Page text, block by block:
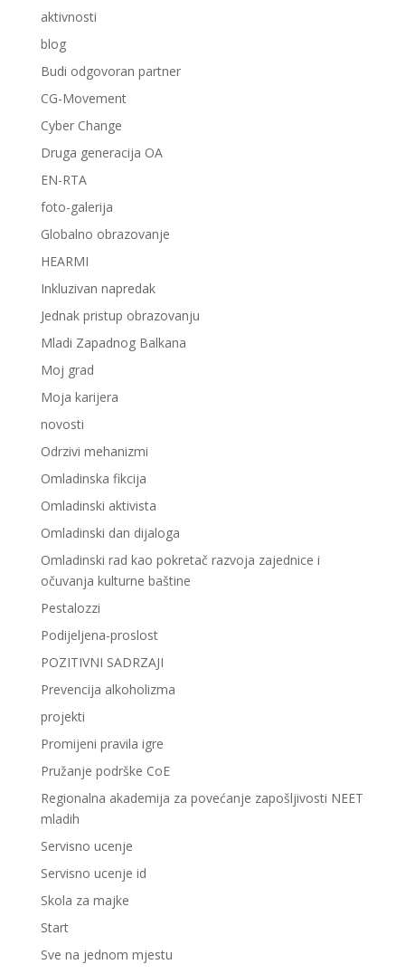
aktivnosti
blog
Budi odgovoran partner
CG-Movement
Cyber Change
Druga generacija OA
EN-RTA
foto-galerija
Globalno obrazovanje
HEARMI
Inkluzivan napredak
Jednak pristup obrazovanju
Mladi Zapadnog Balkana
Moj grad
Moja karijera
novosti
Odrzivi mehanizmi
Omladinska fikcija
Omladinski aktivista
Omladinski dan dijaloga
Omladinski rad kao pokretač razvoja zajednice i
očuvanja kulturne baštine
Pestalozzi
Podijeljena-proslost
POZITIVNI SADRZAJI
Prevencija alkoholizma
projekti
Promijeni pravila igre
Pružanje podrške CoE
Regionalna akademija za povećanje zapošljivosti NEET
mladih
Servisno ucenje
Servisno ucenje id
Skola za majke
Start
Sve na jednom mjestu